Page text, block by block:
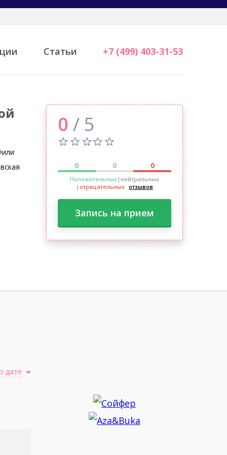
Статьи +7 (499) 403-31-53
0 / 5
0 0 0
Положительных|нейтральных
| отрицательных отзывов
Запись на прием
дате